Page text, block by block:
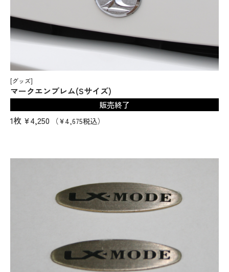
[グッズ]
マークエンブレム(Sサイズ)
販売終了
1枚 ¥4,250 （¥4,675税込）